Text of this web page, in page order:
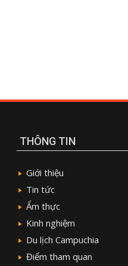
THÔNG TIN
Giới thiệu
Tin tức
Ẩm thực
Kinh nghiệm
Du lịch Campuchia
Điểm tham quan